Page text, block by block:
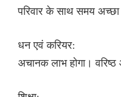
परिवार के साथ समय अच्छा
धन एवं करियर:
अचानक लाभ होगा।